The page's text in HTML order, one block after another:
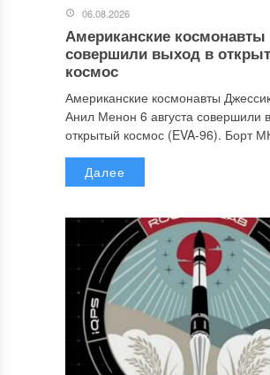
06.08.2026
Американские космонавты
совершили выход в
космос
Американские космонавты
Анил Менон 6 августа совершили
открытый космос (EVA-96). Борт
Далее